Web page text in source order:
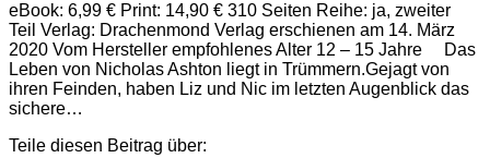
eBook: 6,99 € Print: 14,90 € 310 Seiten Reihe: ja, zweiter
Teil Verlag: Drachenmond Verlag erschienen am 14. März
2020 Vom Hersteller empfohlenes Alter 12 – 15 Jahre Das
Leben von Nicholas Ashton liegt in Trümmern.Gejagt von
ihren Feinden, haben Liz und Nic im letzten Augenblick das
sichere…
Teile diesen Beitrag über: